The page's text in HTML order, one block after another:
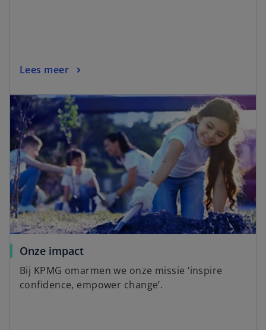
Lees meer
Onze impact
Bij KPMG omarmen we onze missie ‘inspire
confidence, empower change’.